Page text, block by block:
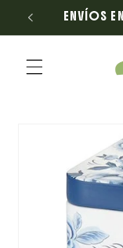
directamente
al contenido
ENVÍOS
del producto